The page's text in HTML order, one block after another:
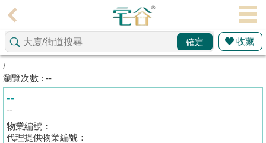
理
主
搵
成
交
確定 收藏
/
瀏覽次數 : --
--
--
物業編號：
代理提供物業編號：